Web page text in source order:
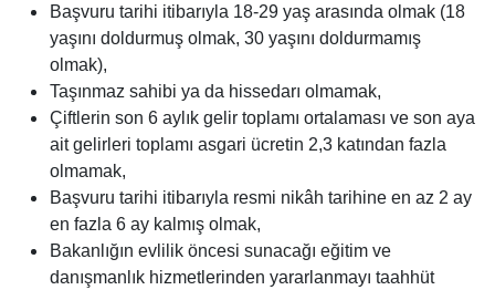
Başvuru tarihi itibarıyla 18-29 yaş arasında olmak (18
yaşını doldurmuş olmak, 30 yaşını doldurmamış
olmak),
Taşınmaz sahibi ya da hissedarı olmamak,
Çiftlerin son 6 aylık gelir toplamı ortalaması ve son aya
ait gelirleri toplamı asgari ücretin 2,3 katından fazla
olmamak,
Başvuru tarihi itibarıyla resmi nikâh tarihine en az 2 ay
en fazla 6 ay kalmış olmak,
Bakanlığın evlilik öncesi sunacağı eğitim ve
danışmanlık hizmetlerinden yararlanmayı taahhüt